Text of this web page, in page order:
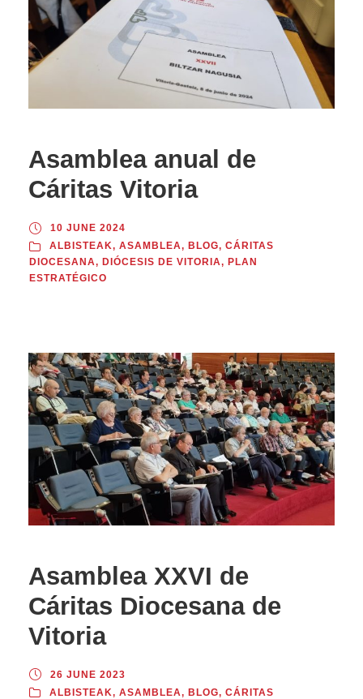
Asamblea anual de
Cáritas Vitoria
10 JUNE 2024
ALBISTEAK, ASAMBLEA, BLOG, CÁRITAS
DIOCESANA, DIÓCESIS DE VITORIA, PLAN
ESTRATÉGICO
Asamblea XXVI de
Cáritas Diocesana de
Vitoria
26 JUNE 2023
ALBISTEAK, ASAMBLEA, BLOG, CÁRITAS